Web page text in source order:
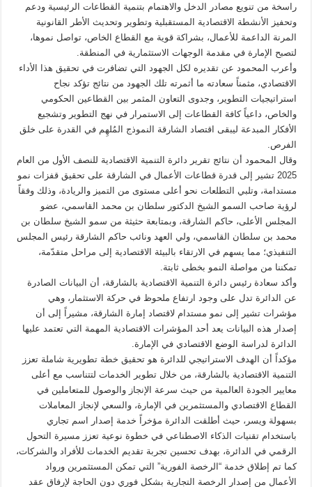
راسخة من تنويع مصادر الدخل والاهتمام بتنمية القطاعات الرئيسية ودعم
وتحفيز الأنشطة الاقتصادية المستقبلية وتطوير وتحديث الأطر القانونية
المرنة الداعمة للأعمال، بشراكة قوية مع القطاع الخاص، تواصل نموها،
لتصبح الإمارة في مقدمة الوجهات الاستثمارية في المنطقة.
وأعرب المحمود عن تقديره لكل الجهود التي تضافرت في تحقيق هذا الأداء
الاقتصادي، مثمناً سعادته ما أثمرته تلك الجهود من نتائج تؤكد نجاح
استراتيجيات التطوير، وجدوى التعاون المثمر بين القطاعين الحكومي
والخاص، داعياً كافة القطاعات إلى الاستمرار في نهج التطوير وتشجيع
الأفكار المبدعة ليبقى اقتصاد الشارقة النموذج المُلهِم في القدرة على خلق
الفرص.
وقال المحمود أن نتائج تقرير دائرة التنمية الاقتصادية للنصف الأول من العام
2025 تشير إلى قدرة قطاعات الأعمال في الشارقة على تحقيق قفزات نمو
مستدامة، وتلبي التطلعات نحو أعلى مستوى من التميز والريادة، وذلك وفقاً
لرؤية صاحب السمو الشيخ الدكتور سلطان بن محمد القاسمي، عضو
المجلس الأعلى، حاكم الشارقة، وبمتابعة حثيثة من سمو الشيخ سلطان بن
محمد بن سلطان القاسمي، ولي العهد ونائب حاكم الشارقة رئيس المجلس
التنفيذي؛ مما يسهم في الارتقاء بالبيئة الاقتصادية إلى مراحل متقدّمة،
تمكننا من مواصلة النمو بخطى ثابتة.
وأكد سعادة رئيس دائرة التنمية الاقتصادية بالشارقة، أن البيانات الصادرة
عن الدائرة تدل على وجود ارتفاع ملحوظ في حركة الاستثمار، وهي
مؤشرات تشير إلى نمو مستدام لاقتصاد إمارة الشارقة، مشيراً إلى أن
إصدار هذه البيانات يعد أحد المؤشرات الاقتصادية المهمة التي تعتمد عليها
الدائرة لدراسة الوضع الاقتصادي في الإمارة.
مؤكداً أن الهدف الاستراتيجي للدائرة هو تحقيق خطة تطويرية شاملة تعزز
التنمية الاقتصادية بالشارقة، من خلال تطوير الخدمات لتتناسب مع أعلى
معايير الجودة العالمية من حيث سرعة الإنجاز والوصول للمتعاملين في
القطاع الاقتصادي والمستثمرين في الإمارة، والسعي لإنجاز المعاملات
بسهولة ويسر، حيث أطلقت الدائرة مؤخراً خدمة إصدار اسم تجاري
باستخدام تقنيات الذكاء الاصطناعي في خطوة نوعية تعزز مسيرة التحول
الرقمي في الدائرة، بهدف تحسين تجربة تقديم الخدمات للأفراد والشركات،
كما تم إطلاق خدمة “الرخصة الفورية” التي تمكن المستثمرين ورواد
الأعمال من إصدار الرخصة التجارية بشكل فوري دون الحاجة لإرفاق عقد